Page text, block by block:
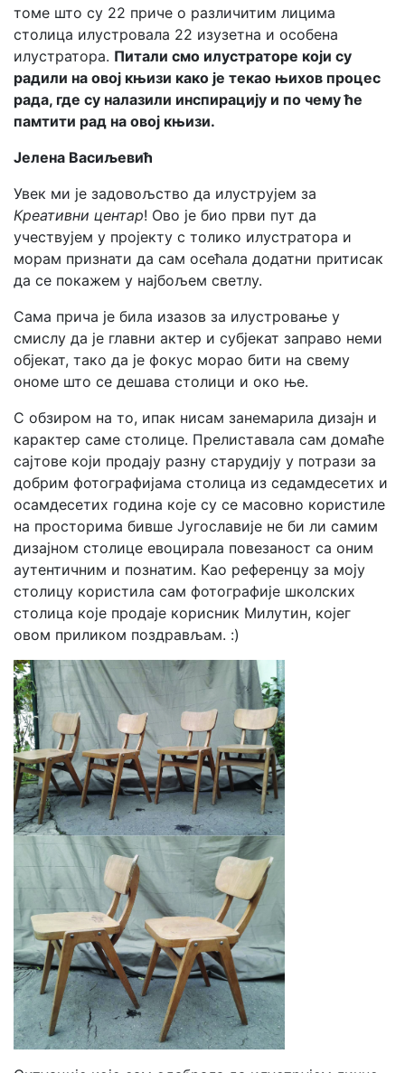
томе што су 22 приче о различитим лицима
столица илустровала 22 изузетна и особена
илустратора. Питали смо илустраторе који су
радили на овој књизи како је текао њихов процес
рада, где су налазили инспирацију и по чему ће
памтити рад на овој књизи.
Јелена Васиљевић
Увек ми је задовољство да илуструјем за
Креативни центар! Ово је био први пут да
учествујем у пројекту с толико илустратора и
морам признати да сам осећала додатни притисак
да се покажем у најбољем светлу.
Сама прича је била изазов за илустровање у
смислу да је главни актер и субјекат заправо неми
објекат, тако да је фокус морао бити на свему
ономе што се дешава столици и око ње.
С обзиром на то, ипак нисам занемарила дизајн и
карактер саме столице. Прелиставала сам домаће
сајтове који продају разну старудију у потрази за
добрим фотографијама столица из седамдесетих и
осамдесетих година које су се масовно користиле
на просторима бивше Југославије не би ли самим
дизајном столице евоцирала повезаност са оним
аутентичним и познатим. Као референцу за моју
столицу користила сам фотографије школских
столица које продаје корисник Милутин, којег
овом приликом поздрављам. :)